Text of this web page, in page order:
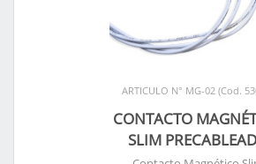
ARTICULO N° MG-02 (Cod.
CONTACTO
SLIM